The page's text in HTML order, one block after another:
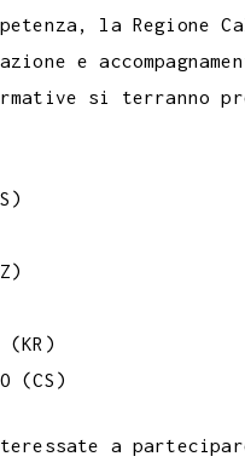
la Regione
e
si terranno
(KR)
(CS)
a